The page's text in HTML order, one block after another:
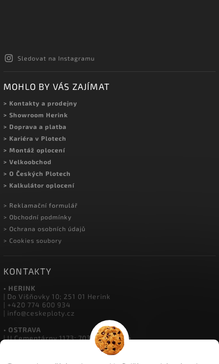
Sledovat na Instagramu
MOHLO BY VÁS ZAJÍMAT
> Kontakty a prodejny
> Showroom Herink
> Doprava a platba
> Kariéra v Plotech
> Montáž oplocení
> Velkoobchod
> O Českých Plotech
> Kalkulátor oplocení
> Reklamační formulář
> Obchodní podmínky
> Ochrana osobních údajů
> Cookies soubory
KONTAKTY
• HERINK
| Do Višňovky 10; 251 01 Herink
| +420 774 600 934
| info@ceskeploty.cz
• OSTRAVA
| U Cementárny 1173; 703 00 Ostrava